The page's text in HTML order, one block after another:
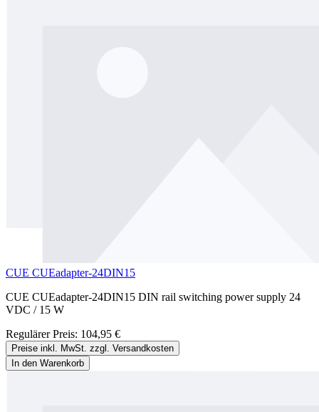
CUE CUEadapter-24DIN15
CUE CUEadapter-24DIN15 DIN rail switching power supply 24
VDC / 15 W
Regulärer Preis: 104,95 €
Preise inkl. MwSt. zzgl. Versandkosten
In den Warenkorb